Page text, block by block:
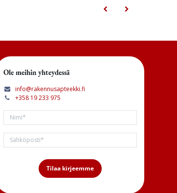
Ole meihin yhteydessä
info@rakennusapteekki.fi
+358 19 233 975
Tilaa kirjeemme